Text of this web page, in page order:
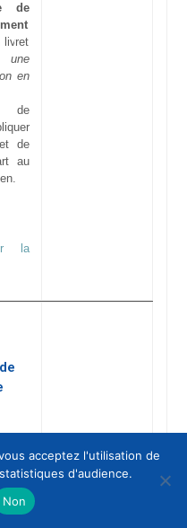
de
livret
une
en
de
de
au
la
de
de
acceptez l'utilisation de
d'audience.
Non